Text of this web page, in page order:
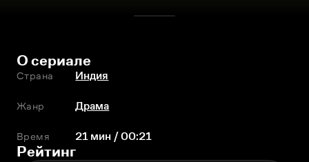
О сериале
Страна Индия
Жанр Драма
Время 21 мин / 00:21
Рейтинг